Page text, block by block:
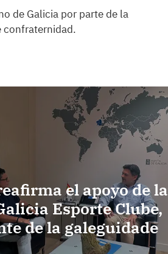
de Galicia por parte de la
confraternidad.
el apoyo de la
Esporte Clube,
de la galeguidade